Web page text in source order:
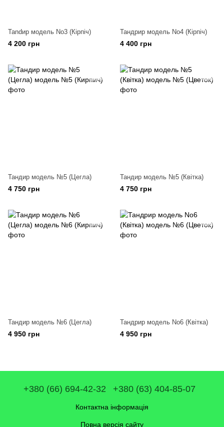
Таndир модель No3 (Кірпіч)
4 200 грн
Тандрир модель No4 (Кірпіч)
4 400 грн
Тандир модель №5 (Цегла)
4 750 грн
Тандир модель №5 (Квітка)
4 750 грн
Тандир модель №6 (Цегла)
4 950 грн
Тандрир модель No6 (Квітка)
4 950 грн
+380 (66) 694-42-32 +380 (63) 404-85-07
Контактна інформація
Повна версія сайту